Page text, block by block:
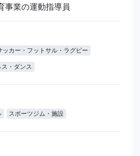
事業の運動指導員
ッカー・フットサル・ラグビー
・ダンス
スポーツジム・施設